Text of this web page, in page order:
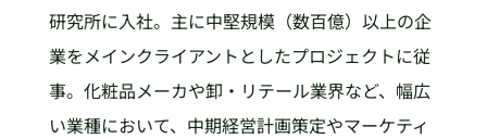
研究所に入社。主に中堅規模（数百億）以上の企
業をメインクライアントとしたプロジェクトに従
事。化粧品メーカや卸・リテール業界など、幅広
い業種において、中期経営計画策定やマーケティ